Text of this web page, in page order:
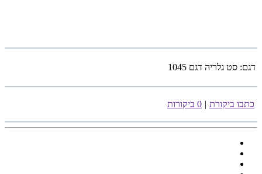
דגם: סט גלריה דגם 1045
כתבו ביקורת | 0 ביקורות